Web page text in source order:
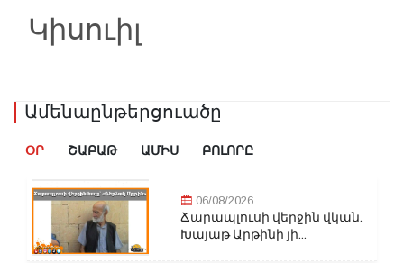
Կիսուիլ
Ամենաընթերցուածը
ՕՐ ՇԱԲԱԹ ԱՄԻՍ ԲՈԼՈՐԸ
06/08/2026
Ճարապլուսի վերջին վկան.
Խայաթ Արթինի յի...